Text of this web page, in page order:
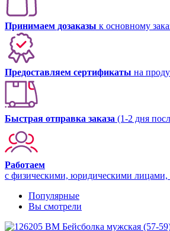
Принимаем дозаказы к основному
Предоставляем сертификаты на
Быстрая отправка заказа (1-2 дня
Работаем
с физическими, юридическими лицами,
Популярные
Вы смотрели